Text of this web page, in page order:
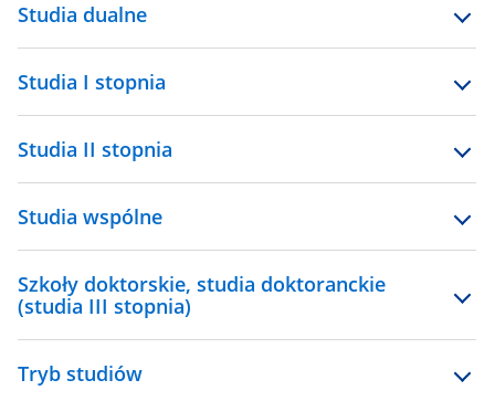
Studia dualne
Studia I stopnia
Studia II stopnia
Studia wspólne
Szkoły doktorskie, studia doktoranckie
(studia III stopnia)
Tryb studiów